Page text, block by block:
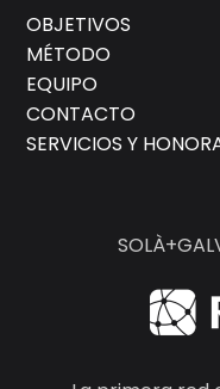
OBJETIVOS
MÉTODO
EQUIPO
CONTACTO
SERVICIOS Y